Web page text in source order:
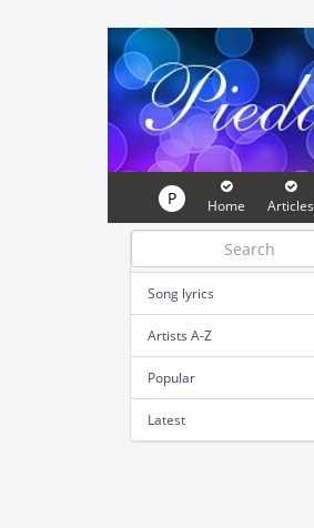
P Home Articles
Song lyrics
Artists A-Z
Popular
Latest